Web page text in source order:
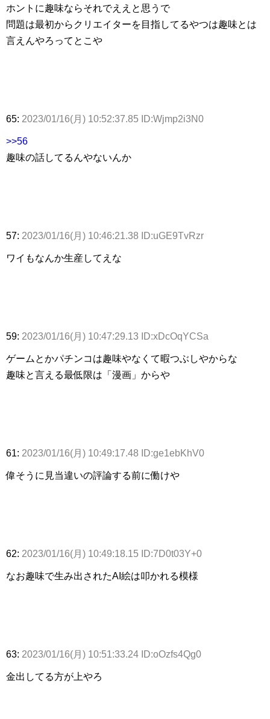
ホントに趣味ならそれでええと思うで
問題は最初からクリエイターを目指してるやつは趣味とは
言えんやろってとこや
65: 2023/01/16(月) 10:52:37.85 ID:Wjmp2i3N0
>>56
趣味の話してるんやないんか
57: 2023/01/16(月) 10:46:21.38 ID:uGE9TvRzr
ワイもなんか生産してえな
59: 2023/01/16(月) 10:47:29.13 ID:xDcOqYCSa
ゲームとかパチンコは趣味やなくて暇つぶしやからな
趣味と言える最低限は「漫画」からや
61: 2023/01/16(月) 10:49:17.48 ID:ge1ebKhV0
偉そうに見当違いの評論する前に働けや
62: 2023/01/16(月) 10:49:18.15 ID:7D0t03Y+0
なお趣味で生み出されたAI絵は叩かれる模様
63: 2023/01/16(月) 10:51:33.24 ID:oOzfs4Qg0
金出してる方が上やろ